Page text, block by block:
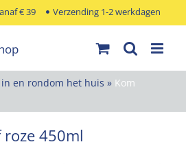
€ 39 Verzending 1-2 werkdagen
en rondom het huis » Kom
450ml